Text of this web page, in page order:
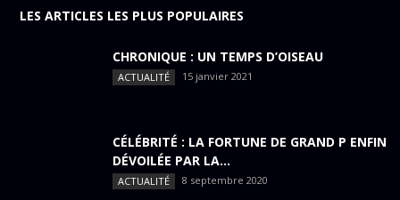
LES ARTICLES LES PLUS POPULAIRES
CHRONIQUE : UN TEMPS D’OISEAU
ACTUALITÉ 15 janvier 2021
CÉLÉBRITÉ : LA FORTUNE DE GRAND P ENFIN
DÉVOILÉE PAR LA...
ACTUALITÉ 8 septembre 2020